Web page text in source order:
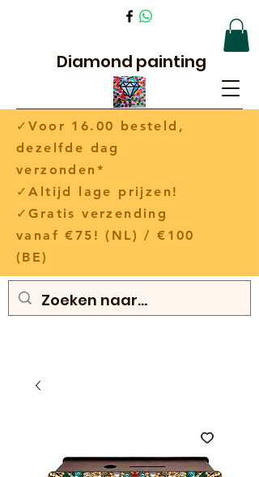
Diamond painting
✓Voor 16.00 besteld,
dezelfde dag
verzonden*
✓Altijd lage prijzen!
✓Gratis verzending
vanaf €75! (NL) / €100
(BE)